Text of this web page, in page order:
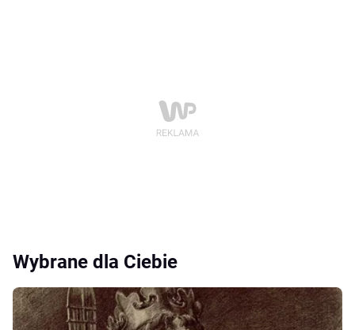
Wybrane dla Ciebie